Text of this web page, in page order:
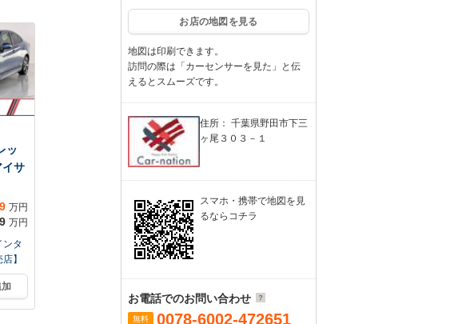
ッ
サ
万円
万円
ンタ
】
お店の地図を見る
地図は印刷できます。
訪問の際は「カーセンサーを見た」と伝
えるとスムーズです。
住所： 千葉県野田市下三
ヶ尾３０３－１
スマホ・携帯で地図を見
るならコチラ
お電話でのお問い合わせ
無料 0078-6002-472651